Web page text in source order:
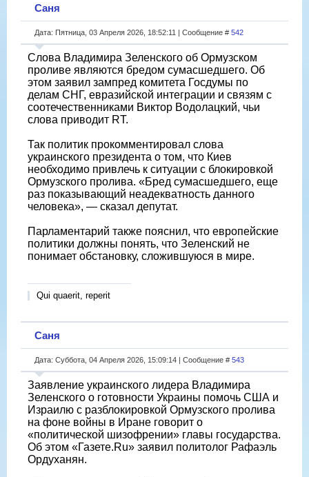
Саня
Дата: Пятница, 03 Апреля 2026, 18:52:11 | Сообщение # 542
Слова Владимира Зеленского об Ормузском
проливе являются бредом сумасшедшего. Об
этом заявил зампред комитета Госдумы по
делам СНГ, евразийской интеграции и связям с
соотечественниками Виктор Водолацкий, чьи
слова приводит RT.
Так политик прокомментировал слова
украинского президента о том, что Киев
необходимо привлечь к ситуации с блокировкой
Ормузского пролива. «Бред сумасшедшего, еще
раз показывающий неадекватность данного
человека», — сказал депутат.
Парламентарий также пояснил, что европейские
политики должны понять, что Зеленский не
понимает обстановку, сложившуюся в мире.
Qui quaerit, reperit
Саня
Дата: Суббота, 04 Апреля 2026, 15:09:14 | Сообщение # 543
Заявление украинского лидера Владимира
Зеленского о готовности Украины помочь США и
Израилю с разблокировкой Ормузского пролива
на фоне войны в Иране говорит о
«политической шизофрении» главы государства.
Об этом «Газете.Ru» заявил политолог Рафаэль
Ордуханян.